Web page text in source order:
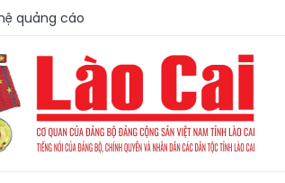
quảng cáo